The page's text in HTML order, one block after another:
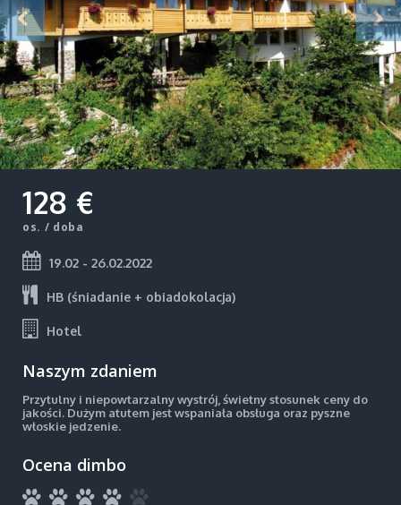
128 €
os. / doba
19.02 - 26.02.2022
HB (śniadanie + obiadokolacja)
Hotel
Naszym zdaniem
Przytulny i niepowtarzalny wystrój, świetny stosunek ceny do
jakości. Dużym atutem jest wspaniała obsługa oraz pyszne
włoskie jedzenie.
Ocena dimbo